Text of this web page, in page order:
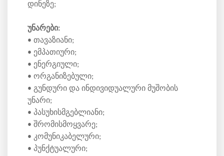
დინეზე;
უნარები:
• თავაზიანი;
• ემპათიური;
• ენერგიული;
• ორგანიზებული;
• გუნდური და ინდივიდუალური მუშობის
უნარი;
• პასუხისმგებლიანი;
• შრომისმოყვარე;
• კომუნიკაბელური;
• პუნქტუალური;